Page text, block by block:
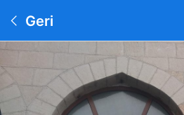
Geri